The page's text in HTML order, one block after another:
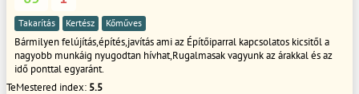
Takarítás Kertész Kőműves
Bármilyen felújítás,építés,javítás ami az Építőiparral kapcsolatos kicsitől a
nagyobb munkáig nyugodtan hívhat,Rugalmasak vagyunk az árakkal és az
idő ponttal egyaránt.
TeMestered index: 5.5